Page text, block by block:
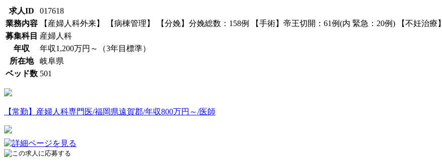
求人ID
017618
業務内容
【産婦人科外来】 【病棟管理】 【分娩】分娩総数：158例 【手術】帝王切開：61例(内 緊急：20例) 【不妊治療】
募集科目 産婦人科
年収
年収1,200万円～（3年目標準）
所在地
岐阜県
ベッド数 501
【常勤】産婦人科専門医/福岡県遠賀郡/年収800万円～/医師